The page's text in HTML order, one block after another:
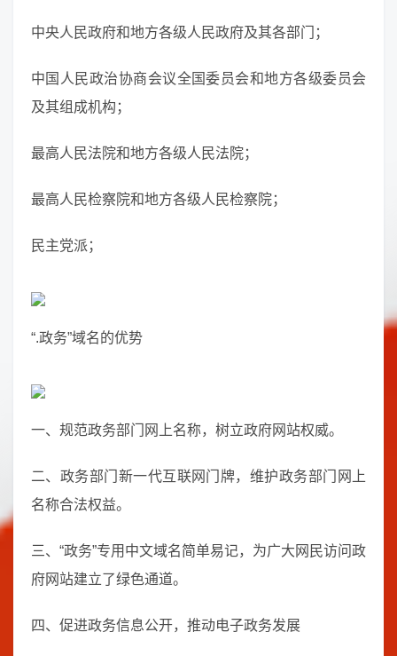
中央人民政府和地方各级人民政府及其各部门；
中国人民政治协商会议全国委员会和地方各级委员会
及其组成机构；
最高人民法院和地方各级人民法院；
最高人民检察院和地方各级人民检察院；
民主党派；
“.政务”域名的优势
一、规范政务部门网上名称，树立政府网站权威。
二、政务部门新一代互联网门牌，维护政务部门网上
名称合法权益。
三、“政务”专用中文域名简单易记，为广大网民访问政
府网站建立了绿色通道。
四、促进政务信息公开，推动电子政务发展